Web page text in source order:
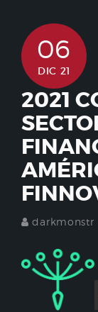
06
DIC 21
2021
darkmonstr